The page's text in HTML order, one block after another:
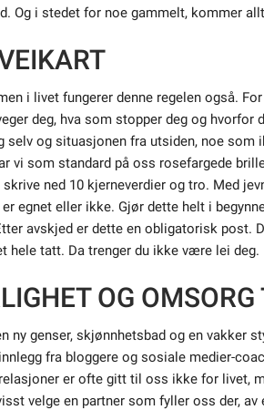
Og i stedet for noe gammelt, kommer
i livet fungerer denne regelen også.
deg, hva som stopper deg og
selv og situasjonen fra utsiden, noe
vi som standard på oss rosefargede
ned 10 kjerneverdier og tro. Med
egnet eller ikke. Gjør dette helt i
avskjed er dette en obligatorisk post.
hele tatt. Da trenger du ikke være lei deg.
OG OMSORG
ny genser, skjønnhetsbad og en vakker
fra bloggere og sosiale medier-
er ofte gitt til oss ikke for livet,
velge en partner som fyller oss der,